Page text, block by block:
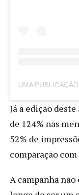
Já a edição
de 124% nas
52% de
comparação
A campanha